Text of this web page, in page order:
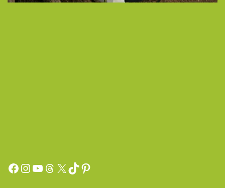
Facebook
Instagram
YouTube
Threads
X TikTok
Pinterest